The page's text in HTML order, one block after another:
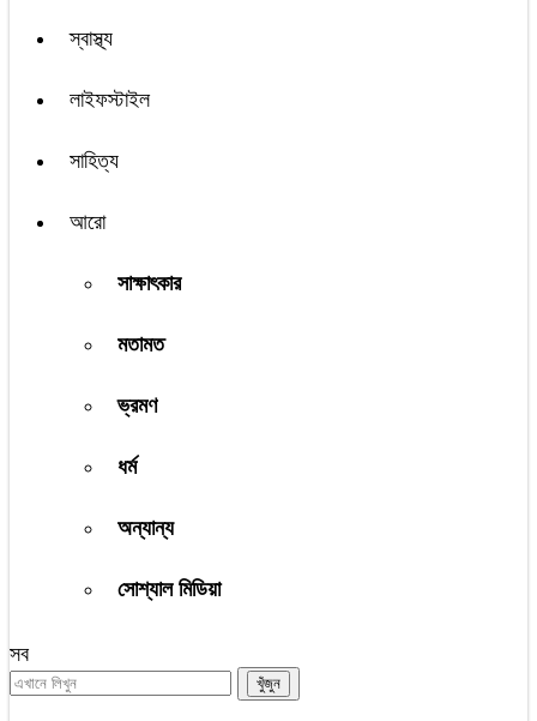
স্বাস্থ্য
লাইফস্টাইল
সাহিত্য
আরো
সাক্ষাৎকার
মতামত
ভ্রমণ
ধর্ম
অন্যান্য
সোশ্যাল মিডিয়া
সব